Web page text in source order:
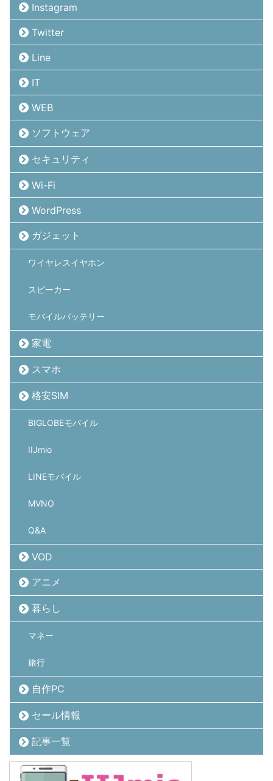
Instagram
Twitter
Line
IT
WEB
ソフトウェア
セキュリティ
Wi-Fi
WordPress
ガジェット
ワイヤレスイヤホン
スピーカー
モバイルバッテリー
家電
スマホ
格安SIM
BIGLOBEモバイル
IIJmio
LINEモバイル
MVNO
Q&A
VOD
アニメ
暮らし
マネー
旅行
自作PC
セール情報
記事一覧